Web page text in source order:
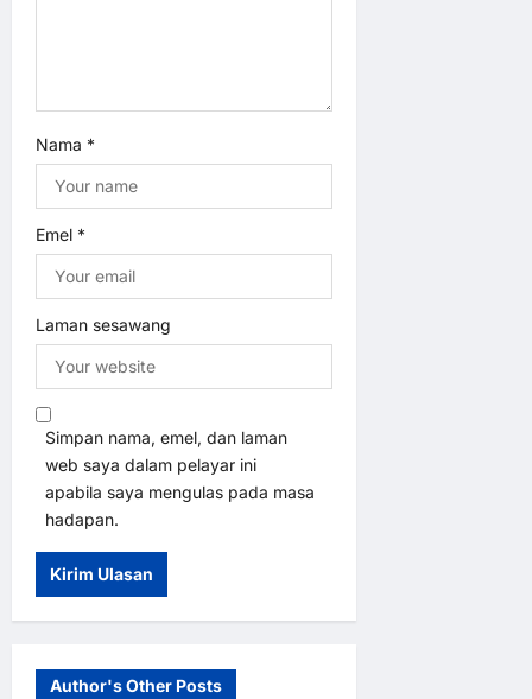
Nama *
Emel *
Laman sesawang
Simpan nama, emel, dan laman
web saya dalam pelayar ini
apabila saya mengulas pada masa
hadapan.
Author's Other Posts